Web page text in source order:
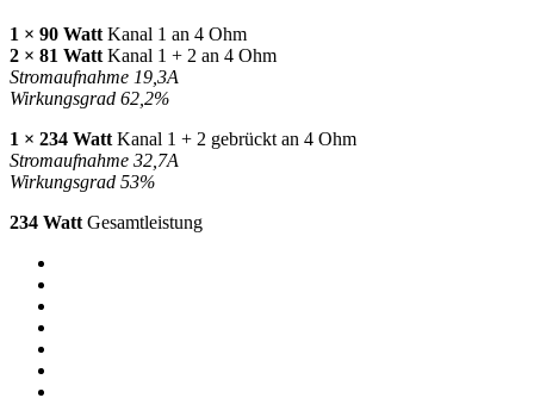
1 × 90 Watt Kanal 1 an 4 Ohm
2 × 81 Watt Kanal 1 + 2 an 4 Ohm
Stromaufnahme 19,3A
Wirkungsgrad 62,2%
1 × 234 Watt Kanal 1 + 2 gebrückt an 4 Ohm
Stromaufnahme 32,7A
Wirkungsgrad 53%
234 Watt Gesamtleistung